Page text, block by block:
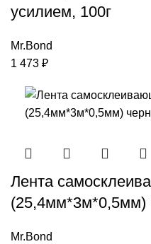
усилием, 100г
Mr.Bond
1 473 ₽
Лента
(25,4мм*3м*0,5мм)
Mr.Bond